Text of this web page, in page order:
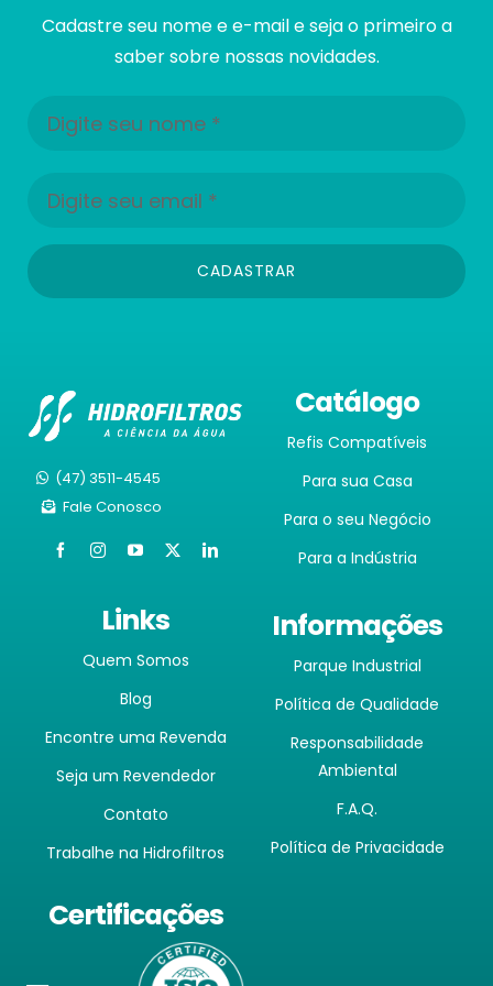
Cadastre seu nome e e-mail e seja o primeiro a
saber sobre nossas novidades.
CADASTRAR
(47) 3511-4545
Fale Conosco
Catálogo
Refis Compatíveis
Para sua Casa
Para o seu Negócio
Para a Indústria
Links
Quem Somos
Blog
Encontre uma Revenda
Seja um Revendedor
Contato
Trabalhe na Hidrofiltros
Informações
Parque Industrial
Política de Qualidade
Responsabilidade
Ambiental
F.A.Q.
Política de Privacidade
Certificações